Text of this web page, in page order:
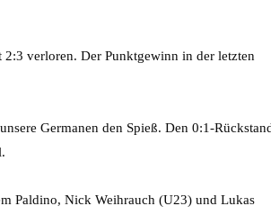
verloren. Der Punktgewinn in der letzten
Germanen den Spieß. Den 0:1-
Paldino, Nick Weihrauch (U23) und Lukas